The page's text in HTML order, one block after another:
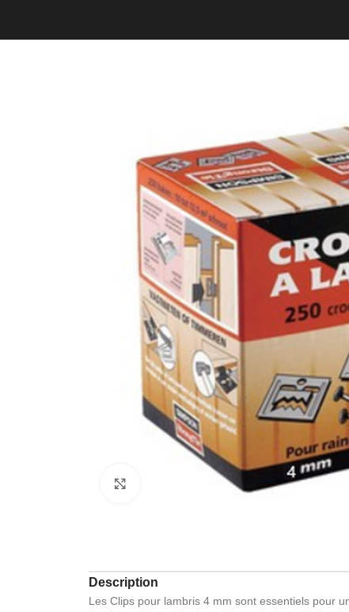
Description
Les Clips pour lambris 4 mm sont essentiels pour